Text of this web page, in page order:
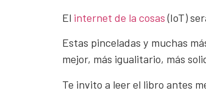
El internet de la cosas(IoT)
Estas pinceladas y muchas
mejor, más igualitario, más
Te invito a leer el libro antes